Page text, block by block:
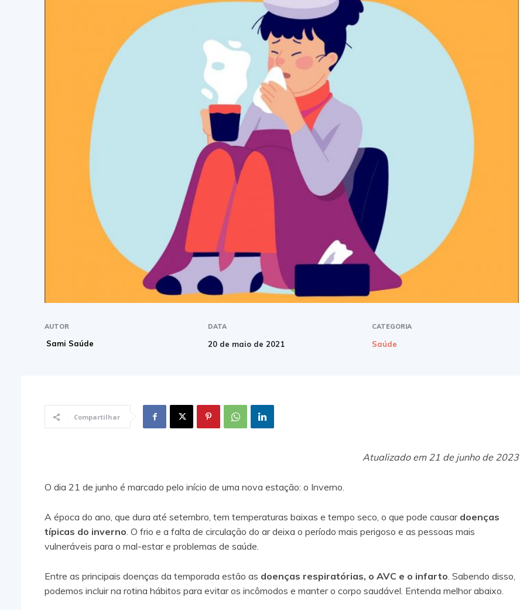
AUTOR
Sami Saúde
DATA
20 de maio de 2021
CATEGORIA
Saúde
Compartilhar
Atualizado em 21 de junho de 2023
O dia 21 de junho é marcado pelo início de uma nova estação: o Inverno.
A época do ano, que dura até setembro, tem temperaturas baixas e tempo seco, o que pode causar doenças
típicas do inverno. O frio e a falta de circulação do ar deixa o período mais perigoso e as pessoas mais
vulneráveis para o mal-estar e problemas de saúde.
Entre as principais doenças da temporada estão as doenças respiratórias, o AVC e o infarto. Sabendo disso,
podemos incluir na rotina hábitos para evitar os incômodos e manter o corpo saudável. Entenda melhor abaixo.